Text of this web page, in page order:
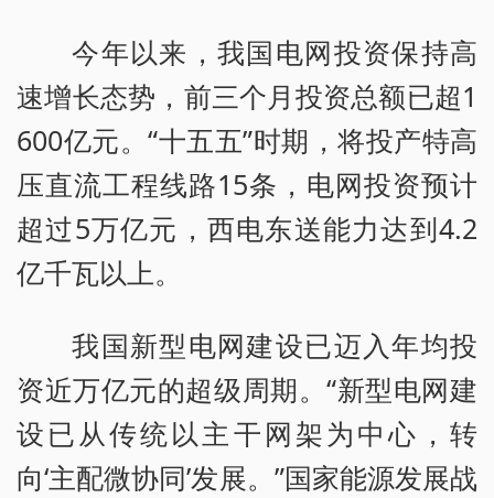
今年以来，我国电网投资保持高
速增长态势，前三个月投资总额已超1
600亿元。“十五五”时期，将投产特高
压直流工程线路15条，电网投资预计
超过5万亿元，西电东送能力达到4.2
亿千瓦以上。
我国新型电网建设已迈入年均投
资近万亿元的超级周期。“新型电网建
设已从传统以主干网架为中心，转
向‘主配微协同’发展。”国家能源发展战